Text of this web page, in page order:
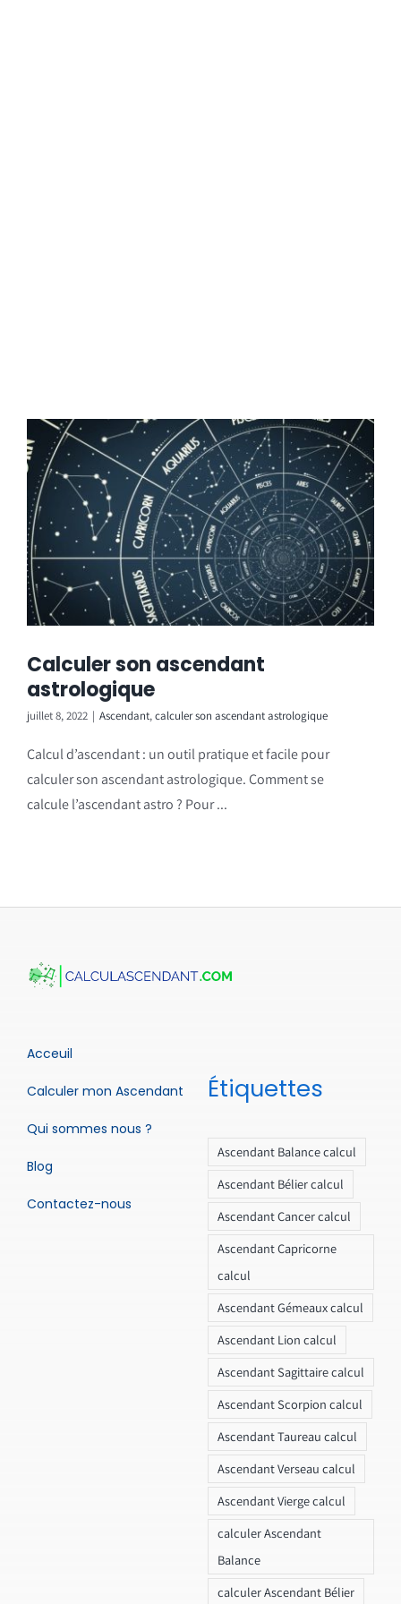
Calculer son ascendant
astrologique
juillet 8, 2022 | Ascendant,calculer son ascendant astrologique
Calcul d’ascendant : un outil pratique et facile pour
calculer son ascendant astrologique. Comment se
calcule l’ascendant astro ? Pour ...
Acceuil
Calculer mon Ascendant
Qui sommes nous ?
Blog
Contactez-nous
Étiquettes
Ascendant Balance calcul
Ascendant Bélier calcul
Ascendant Cancer calcul
Ascendant Capricorne
calcul
Ascendant Gémeaux calcul
Ascendant Lion calcul
Ascendant Sagittaire calcul
Ascendant Scorpion calcul
Ascendant Taureau calcul
Ascendant Verseau calcul
Ascendant Vierge calcul
calculer Ascendant
Balance
calculer Ascendant Bélier